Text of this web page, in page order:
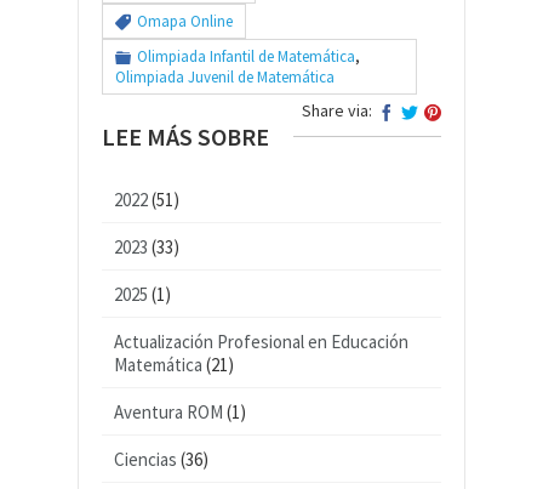
Omapa Online
Olimpiada Infantil de Matemática,
Olimpiada Juvenil de Matemática
Share via:
LEE MÁS SOBRE
2022(51)
2023 (33)
2025 (1)
Actualización Profesional en Educación
Matemática (21)
Aventura ROM (1)
Ciencias (36)